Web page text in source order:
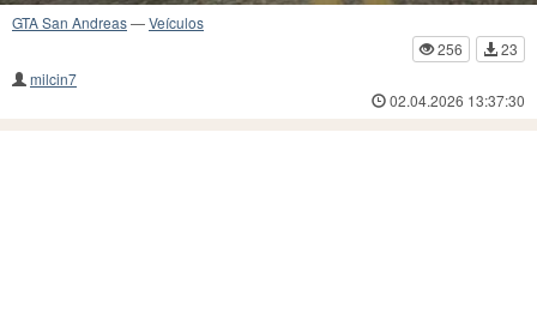
GTA San Andreas—Veículos
256
23
milcin7
02.04.2026 13:37:30